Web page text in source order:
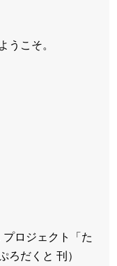
うこそ。
ロジェクト「た
ろだくと 刊）